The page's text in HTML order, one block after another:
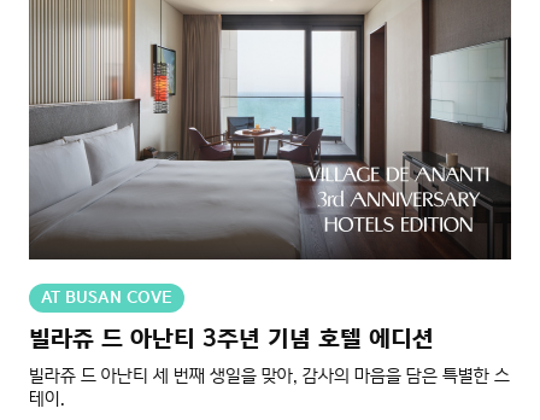
AT BUSAN COVE
빌라쥬 드 아난티 3주년 기념 호텔 에디션
빌라쥬 드 아난티 세 번째 생일을 맞아, 감사의 마음을 담은 특별한 스
테이.